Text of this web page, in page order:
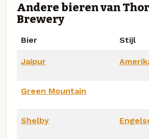
Andere bieren van
Brewery
Bier Stijl
Jaipur
Green Mountain
Shelby